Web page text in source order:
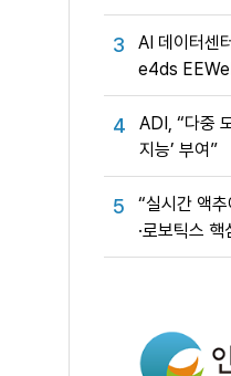
3
AI 데이터센
e4ds
4
ADI, “다중
지능’ 부여”
5
“실시간 액
·로보틱스 핵